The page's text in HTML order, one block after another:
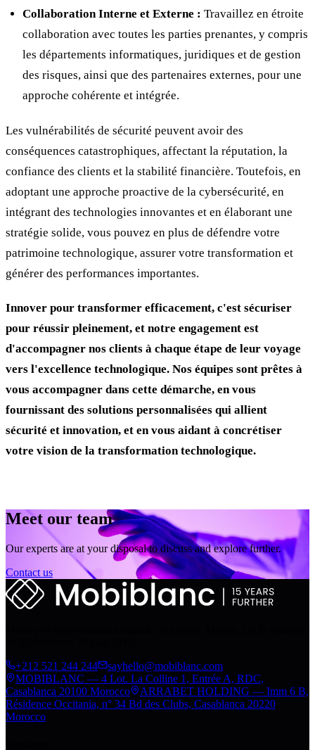
Collaboration Interne et Externe : Travaillez en étroite
collaboration avec toutes les parties prenantes, y compris
les départements informatiques, juridiques et de gestion
des risques, ainsi que des partenaires externes, pour une
approche cohérente et intégrée.
Les vulnérabilités de sécurité peuvent avoir des
conséquences catastrophiques, affectant la réputation, la
confiance des clients et la stabilité financière. Toutefois, en
adoptant une approche proactive de la cybersécurité, en
intégrant des technologies innovantes et en élaborant une
stratégie solide, vous pouvez en plus de défendre votre
patrimoine technologique, assurer votre transformation et
générer des performances importantes.
Innover pour transformer efficacement, c'est sécuriser
pour réussir pleinement, et notre engagement est
d'accompagner nos clients à chaque étape de leur voyage
vers l'excellence technologique. Nos équipes sont prêtes à
vous accompagner dans cette démarche, en vous
fournissant des solutions personnalisées qui allient
sécurité et innovation, et en vous aidant à concrétiser
votre vision de la transformation technologique.
Meet our team
Our experts are at your disposal to discuss and explore further.
Contact us
+212 521 244 244
sayhello@mobiblanc.com
MOBIBLANC — 4 Lot. La Colline 1, Entrée A, RDC,
Casablanca 20100 Morocco
ARRABET HOLDING — Imm 6 B,
Résidence Occitania, n° 34 Bd des Clubs, Casablanca 20220
Morocco